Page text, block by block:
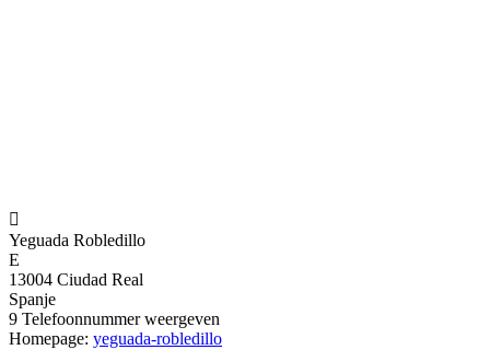

Yeguada Robledillo
E
13004 Ciudad Real
Spanje
9 Telefoonnummer weergeven
Homepage: yeguada-robledillo